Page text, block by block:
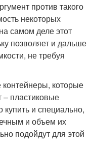
против такого
некоторых
самом деле этот
позволяет и дальше
не требуя
которые
– пластиковые
и специально,
и объем их
подойдут для этой